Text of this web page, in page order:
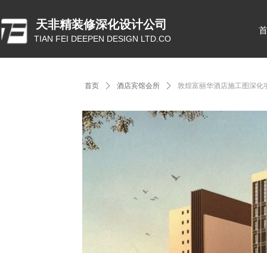
TIAN FEI DEEPEN DESIGN LTD.CO
天非精装修深化设计公司
首页 ꄲ 酒店宾馆会所 ꄲ 敦煌富丽华酒店施工图深化